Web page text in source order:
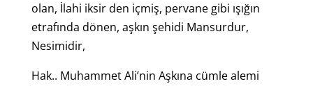
olan, İlahi iksir den içmiş, pervane gibi ışığın
etrafında dönen, aşkın şehidi Mansurdur,
Nesimidir,
Hak.. Muhammet Ali’nin Aşkına cümle alemi